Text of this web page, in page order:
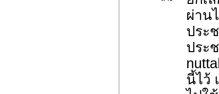
ผ่าน
ประ
ประ
นี้ไว้